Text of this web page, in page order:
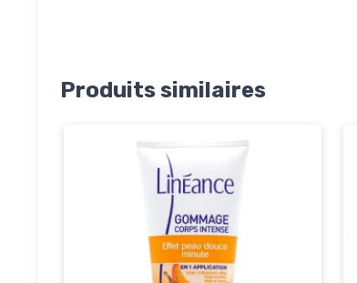
Produits similaires